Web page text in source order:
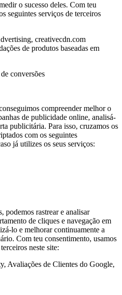
o sucesso deles. Com teu
seguintes serviços de terceiros
creativecdn.com
de produtos baseadas em
conversões
compreender melhor o
de publicidade online, analisá-
publicitária. Para isso, cruzamos os
com os seguintes
já utilizes os seus serviços:
podemos rastrear e analisar
de cliques e navegação em
lo e melhorar continuamente a
Com teu consentimento, usamos
neste site:
Avaliações de Clientes do Google,